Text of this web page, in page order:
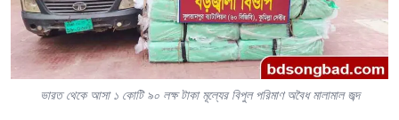
ভারত থেকে আসা ১ কোটি ৯০ লক্ষ টাকা মূল্যের বিপুল পরিমাণ অবৈধ মালামাল জব্দ